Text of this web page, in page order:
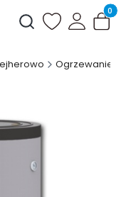
Otwórz
Ogrzewanie